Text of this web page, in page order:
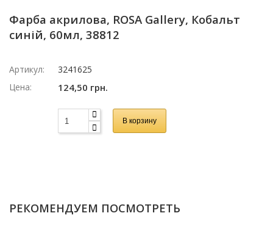
Фарба акрилова, ROSA Gallery, Кобальт
синій, 60мл, 38812
Артикул:
3241625
Цена:
124,50 грн.
В корзину
РЕКОМЕНДУЕМ ПОСМОТРЕТЬ